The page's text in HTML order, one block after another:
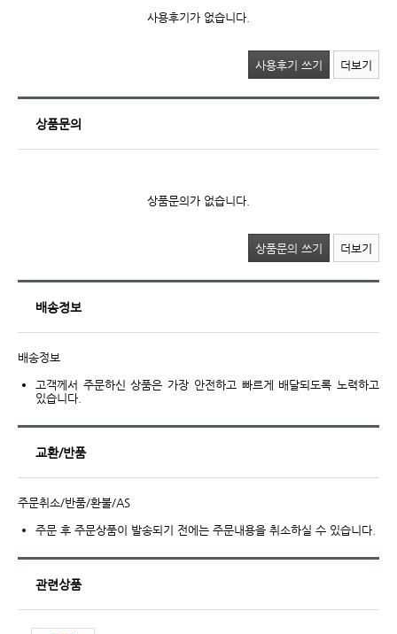
사용후기가 없습니다.
사용후기 쓰기 더보기
상품문의
상품문의가 없습니다.
상품문의 쓰기 더보기
배송정보
배송정보
고객께서 주문하신 상품은 가장 안전하고 빠르게 배달되도록 노력하고
있습니다.
교환/반품
주문취소/반품/환불/AS
주문 후 주문상품이 발송되기 전에는 주문내용을 취소하실 수 있습니다.
관련상품